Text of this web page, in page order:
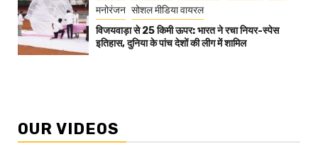
मनोरंजन सोशल मीडिया वायरल
विजयवाड़ा से 25 किमी ऊपर: भारत ने रचा नियर-स्पेस
इतिहास, दुनिया के पांच देशों की लीग में शामिल
OUR VIDEOS